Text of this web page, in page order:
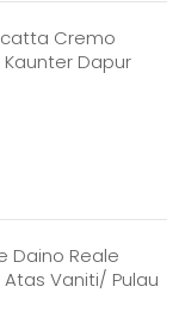
Cremo
Dapur
Daino Reale
Vaniti/ Pulau